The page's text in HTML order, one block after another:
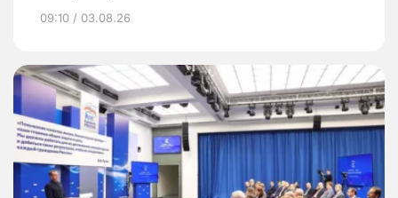
09:10 / 03.08.26